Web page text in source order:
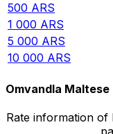
500 ARS
1 000 ARS
5 000 ARS
10 000 ARS
Omvandla
Rate information